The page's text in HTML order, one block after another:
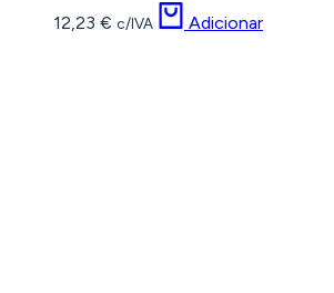
12,23 € c/IVA Adicionar